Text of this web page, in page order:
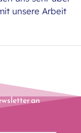
unsere Arbeit
an